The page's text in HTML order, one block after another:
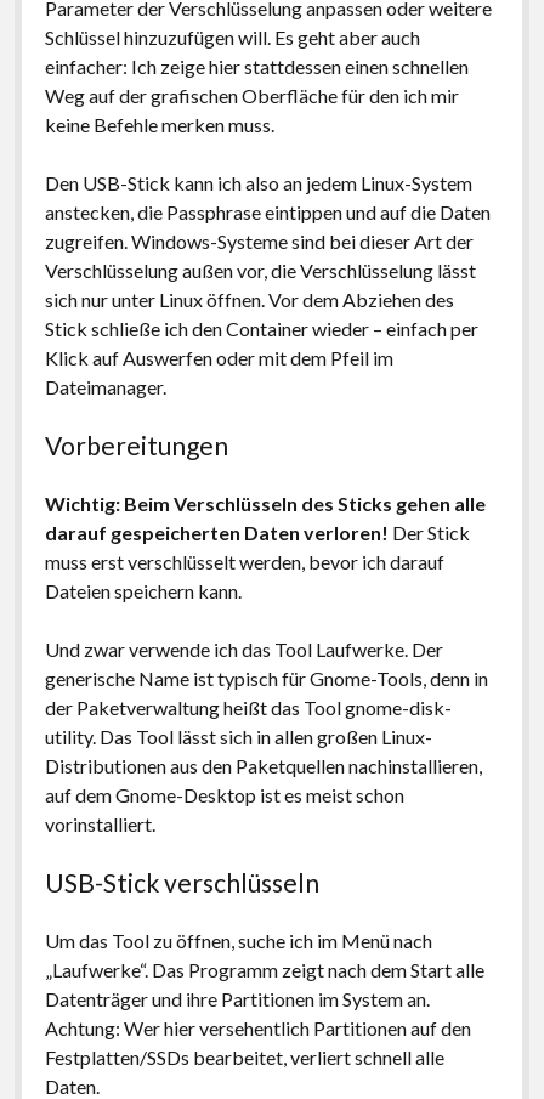
Parameter der Verschlüsselung anpassen oder weitere
Schlüssel hinzuzufügen will. Es geht aber auch
einfacher: Ich zeige hier stattdessen einen schnellen
Weg auf der grafischen Oberfläche für den ich mir
keine Befehle merken muss.
Den USB-Stick kann ich also an jedem Linux-System
anstecken, die Passphrase eintippen und auf die Daten
zugreifen. Windows-Systeme sind bei dieser Art der
Verschlüsselung außen vor, die Verschlüsselung lässt
sich nur unter Linux öffnen. Vor dem Abziehen des
Stick schließe ich den Container wieder – einfach per
Klick auf Auswerfen oder mit dem Pfeil im
Dateimanager.
Vorbereitungen
Wichtig: Beim Verschlüsseln des Sticks gehen alle
darauf gespeicherten Daten verloren! Der Stick
muss erst verschlüsselt werden, bevor ich darauf
Dateien speichern kann.
Und zwar verwende ich das Tool Laufwerke. Der
generische Name ist typisch für Gnome-Tools, denn in
der Paketverwaltung heißt das Tool gnome-disk-
utility. Das Tool lässt sich in allen großen Linux-
Distributionen aus den Paketquellen nachinstallieren,
auf dem Gnome-Desktop ist es meist schon
vorinstalliert.
USB-Stick verschlüsseln
Um das Tool zu öffnen, suche ich im Menü nach
„Laufwerke“. Das Programm zeigt nach dem Start alle
Datenträger und ihre Partitionen im System an.
Achtung: Wer hier versehentlich Partitionen auf den
Festplatten/SSDs bearbeitet, verliert schnell alle
Daten.